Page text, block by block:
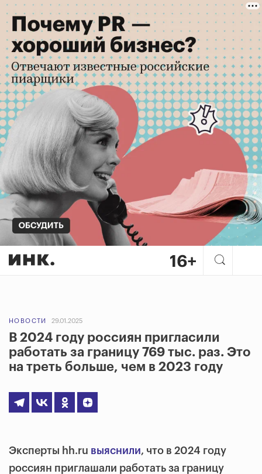
НОВОСТИ 29.01.2025
В 2024 году россиян пригласили
работать за границу 769 тыс. раз. Это
на треть больше, чем в 2023 году
Эксперты hh.ru выяснили, что в 2024 году
россиян приглашали работать за границу